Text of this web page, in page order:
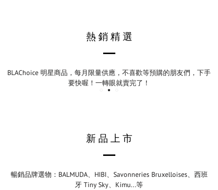
熱 銷 精 選
BLAChoice 明星商品，每月限量供應，不喜歡等預購的朋友們，下手
要快喔！一轉眼就賣完了！
新 品 上 市
暢銷品牌選物：BALMUDA、HIBI、Savonneries Bruxelloises、西班
牙 Tiny Sky、Kimu...等